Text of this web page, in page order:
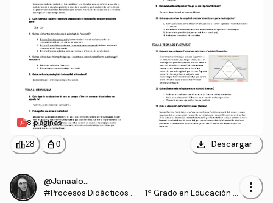
8 páginas
leaderboard28 personal_bag 0 download Descargar
@Janaalonso
#Procesos Didácticos y
· 1º Grado en Educación P
more_vert